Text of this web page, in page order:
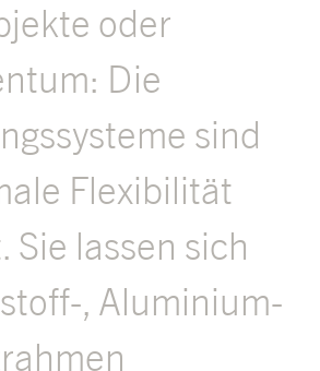
oder
Die
sind
Flexibilität
Sie lassen sich
, Aluminium-